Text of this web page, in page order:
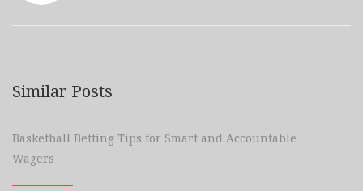
Similar Posts
Basketball Betting Tips for Smart and Accountable
Wagers